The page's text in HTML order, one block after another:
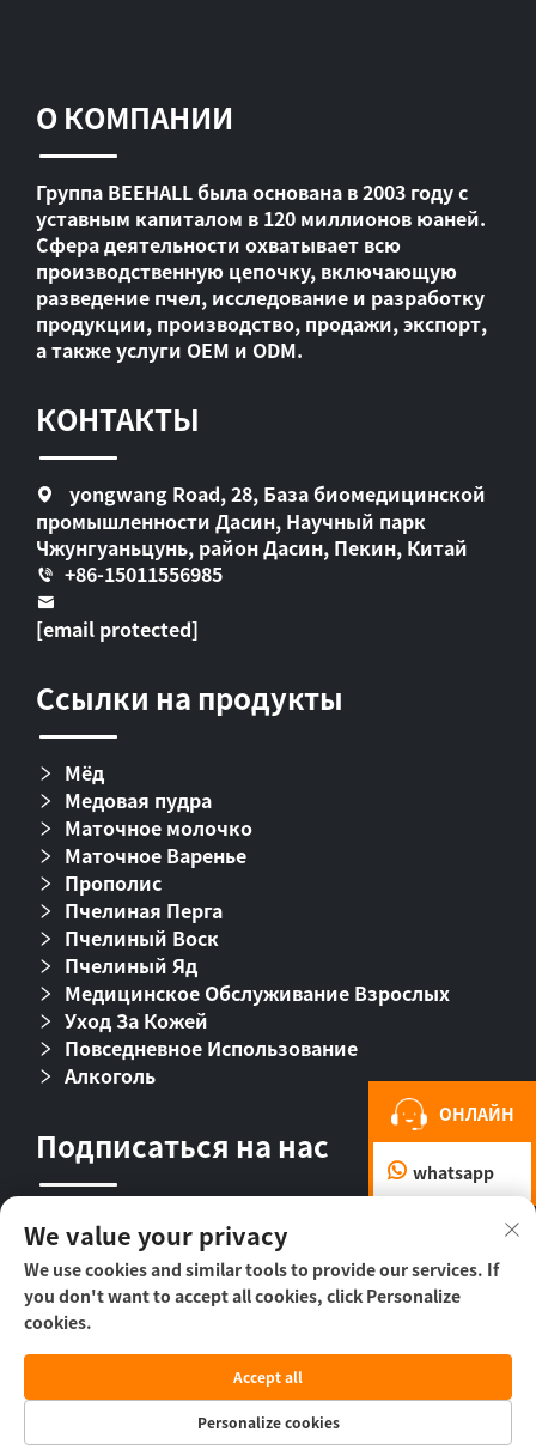
ОНЛАЙН
whatsapp
О КОМПАНИИ
Группа BEEHALL была основана в 2003 году с
уставным капиталом в 120 миллионов юаней.
Сфера деятельности охватывает всю
производственную цепочку, включающую
разведение пчел, исследование и разработку
продукции, производство, продажи, экспорт,
а также услуги OEM и ODM.
КОНТАКТЫ
yongwang Road, 28, База биомедицинской
промышленности Дасин, Научный парк
Чжунгуаньцунь, район Дасин, Пекин, Китай
+86-15011556985
[email protected]
Ссылки на продукты
Мёд
Медовая пудра
Маточное молочко
Маточное Варенье
Прополис
Пчелиная Перга
Пчелиный Воск
Пчелиный Яд
Медицинское Обслуживание Взрослых
Уход За Кожей
Повседневное Использование
Алкоголь
Подписаться на нас
© ООО «Пекин Бихолл Байолоджикл
Фармасьютикал», 2026 г. -
конфиденциальности
We value your privacy
We use cookies and similar tools to provide our services. If
you don't want to accept all cookies, click Personalize
cookies.
Personalize cookies
Accept all